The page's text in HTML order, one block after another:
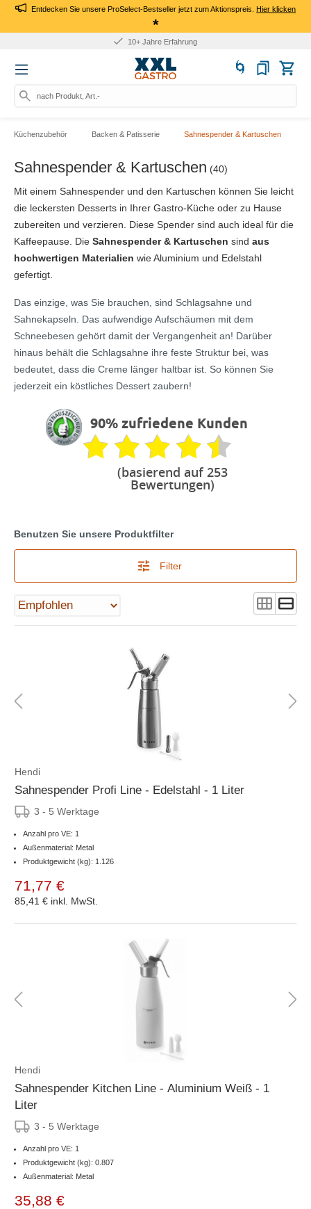
Entdecken Sie unsere ProSelect-Bestseller jetzt zum Aktionspreis.Hier klicken
*
10+ Jahre Erfahrung
nach Produkt, Art.-Nr., Mark
Küchenzubehör Backen & Patisserie Sahnespender & Kartuschen
Sahnespender & Kartuschen (40)
Mit einem Sahnespender und den Kartuschen können Sie leicht
die leckersten Desserts in Ihrer Gastro-Küche oder zu Hause
zubereiten und verzieren. Diese Spender sind auch ideal für die
Kaffeepause. Die Sahnespender & Kartuschen sind aus
hochwertigen Materialien wie Aluminium und Edelstahl
gefertigt.
Das einzige, was Sie brauchen, sind Schlagsahne und
Sahnekapseln. Das aufwendige Aufschäumen mit dem
Schneebesen gehört damit der Vergangenheit an! Darüber
hinaus behält die Schlagsahne ihre feste Struktur bei, was
bedeutet, dass die Creme länger haltbar ist. So können Sie
jederzeit ein köstliches Dessert zaubern!
90% zufriedene Kunden
(basierend auf 253
Bewertungen)
Benutzen Sie unsere Produktfilter
Filter
Hendi
Sahnespender Profi Line - Edelstahl - 1 Liter
3 - 5 Werktage
Anzahl pro VE: 1
Außenmaterial: Metal
Produktgewicht (kg): 1.126
71,77 €
85,41 € inkl. MwSt.
Hendi
Sahnespender Kitchen Line - Aluminium Weiß - 1
Liter
3 - 5 Werktage
Anzahl pro VE: 1
Produktgewicht (kg): 0.807
Außenmaterial: Metal
35,88 €